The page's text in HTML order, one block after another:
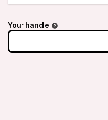
Your handle